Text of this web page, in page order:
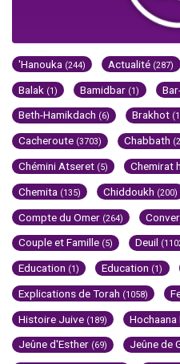
'Hanouka (244) Actualité (287)
Balak (1) Bamidbar (1)
Beth-Hamikdach (6) Brakhot
Cacheroute (3703) Chabbath
Chémini Atseret (5) Chemirat
Chemita (135) Chiddoukh (200)
Compte du Omer (264)
Couple et Famille (5) Deuil
Education (1) Education (1)
Explications de Torah (1058)
Histoire Juive (189) Hochaana
Jeûne d'Esther (69) Jeûne de